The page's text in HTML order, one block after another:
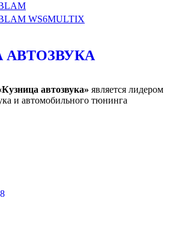
WS6MULTIX
АВТОЗВУКА
автозвука» является лидером
и автомобильного тюнинга